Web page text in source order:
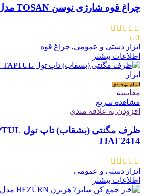
چراغ قوه شارژی توسن TOSAN مدل 9450SL
5.0
ابزار دستی و عمومی, چراغ قوه
اطلاعات بیشتر
اتمام موجودی
مقایسه
مشاهده سریع
افزودن به علاقه مندی
JJAF2414
ابزار دستی و عمومی
اطلاعات بیشتر